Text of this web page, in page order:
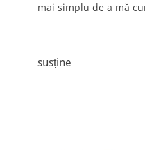
mai simplu de a mă
susține